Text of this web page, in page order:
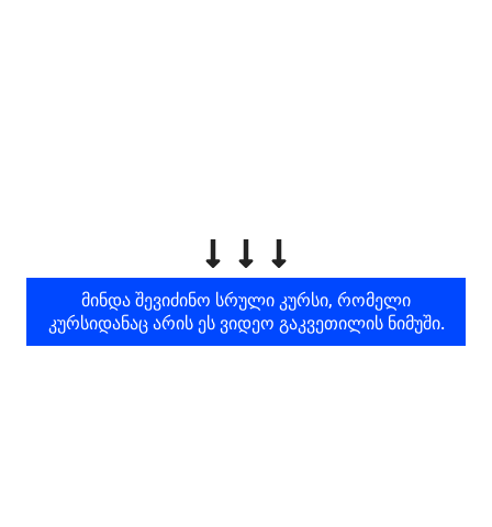
ᲛᲘᲜᲓᲐ ᲨᲔᲕᲘᲫᲘᲜᲝ ᲡᲠᲣᲚᲘ ᲙᲣᲠᲡᲘ, ᲠᲝᲛᲔᲚᲘ
ᲙᲣᲠᲡᲘᲓᲐᲜᲐᲪ ᲐᲠᲘᲡ ᲔᲡ ᲕᲘᲓᲔᲝ ᲒᲐᲙᲕᲔᲗᲘᲚᲘᲡ ᲜᲘᲛᲣᲨᲘ.